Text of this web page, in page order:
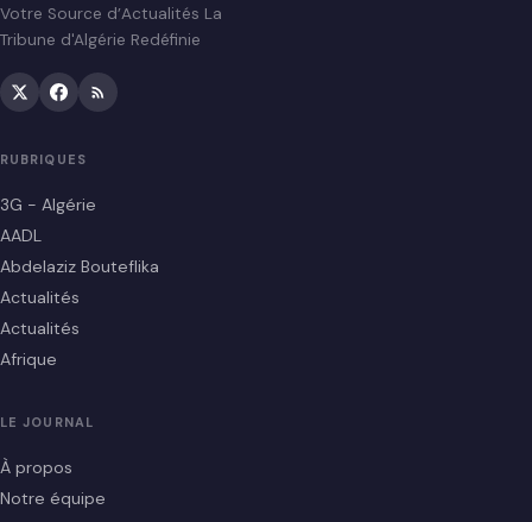
Votre Source d’Actualités La
Tribune d'Algérie Redéfinie
RUBRIQUES
3G - Algérie
AADL
Abdelaziz Bouteflika
Actualités
Actualités
Afrique
LE JOURNAL
À propos
Notre équipe